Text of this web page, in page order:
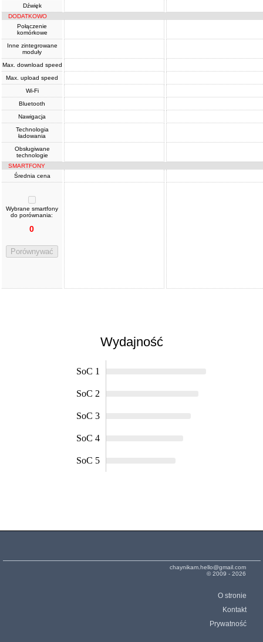
Dźwięk
DODATKOWO
Połączenie
komórkowe
Inne zintegrowane
moduły
Max. download speed
Max. upload speed
Wi-Fi
Bluetooth
Nawigacja
Technologia
ładowania
Obsługiwane
technologie
SMARTFONY
Średnia cena
Wybrane smartfony
do porównania:
0
Porównywać
Wydajność
SoC 1
SoC 2
SoC 3
SoC 4
SoC 5
chaynikam.hello@gmail.com
© 2009 - 2026
O stronie
Kontakt
Prywatność